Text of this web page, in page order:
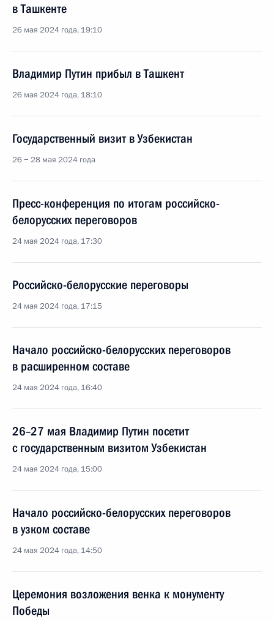
в Ташкенте
26 мая 2024 года, 19:10
Владимир Путин прибыл в Ташкент
26 мая 2024 года, 18:10
Государственный визит в Узбекистан
26 − 28 мая 2024 года
Пресс-конференция по итогам российско-
белорусских переговоров
24 мая 2024 года, 17:30
Российско-белорусские переговоры
24 мая 2024 года, 17:15
Начало российско-белорусских переговоров
в расширенном составе
24 мая 2024 года, 16:40
26–27 мая Владимир Путин посетит
с государственным визитом Узбекистан
24 мая 2024 года, 15:00
Начало российско-белорусских переговоров
в узком составе
24 мая 2024 года, 14:50
Церемония возложения венка к монументу
Победы